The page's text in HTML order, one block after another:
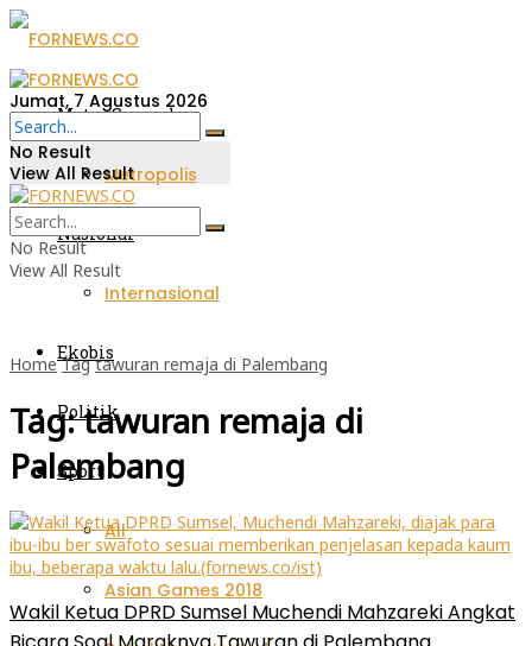
Metro Sumsel
Metropolis
Nasional
Internasional
Ekobis
Politik
Sport
All
Asian Games 2018
Jumat, 7 Agustus 2026
No Result
View All Result
No Result
View All Result
Home Tag tawuran remaja di Palembang
Tag:tawuran remaja di
Palembang
Wakil Ketua DPRD Sumsel Muchendi Mahzareki Angkat